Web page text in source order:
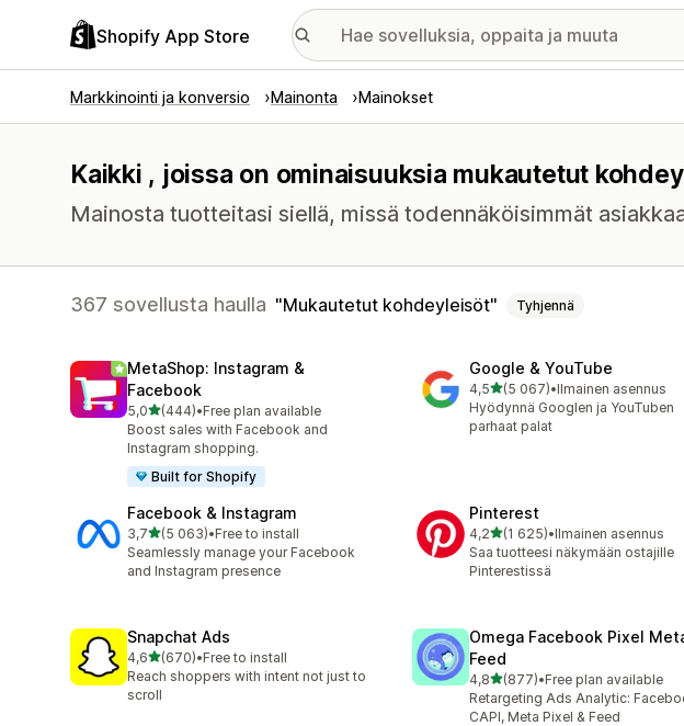
Shopify App Store
Markkinointi ja konversio Mainonta Mainokset
Kaikki , joissa on ominaisuuksia mukautetut
Mainosta tuotteitasi siellä, missä todennäköisimmät
367 sovellusta haulla Mukautetut kohdeyleisöt Tyhjennä
MetaShop: Instagram &
Facebook
5,0/ 5 tähteä
(444)
444 arvostelua yhteensä
•Free plan available
Boost sales with Facebook and
Instagram shopping.
Built for Shopify
Google & YouTube
4,5/ 5 tähteä
(5 067)
5067 arvostelua yhteensä
•Ilmainen asennus
Hyödynnä Googlen ja YouTuben
parhaat palat
Facebook & Instagram
3,7/ 5 tähteä
(5 063)
5063 arvostelua yhteensä
•Free to install
Seamlessly manage your Facebook
and Instagram presence
Pinterest
4,2/ 5 tähteä
(1 625)
1625 arvostelua yhteensä
•Ilmainen asennus
Saa tuotteesi näkymään ostajille
Pinterestissä
Snapchat Ads
4,6/ 5 tähteä
(670)
670 arvostelua yhteensä
•Free to install
Reach shoppers with intent not just to
scroll
Omega Facebook Pixel
Feed
4,8/ 5 tähteä
(877)
877 arvostelua yhteensä
•Free plan available
Retargeting Ads Analytic:
CAPI, Meta Pixel & Feed